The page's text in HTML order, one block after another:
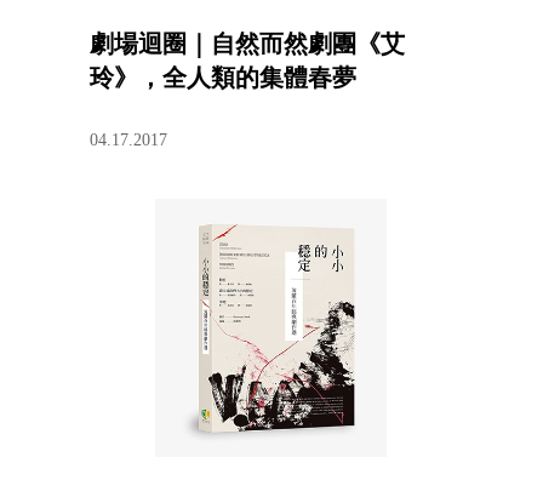
劇場迴圈｜自然而然劇團《艾
玲》，全人類的集體春夢
04.17.2017